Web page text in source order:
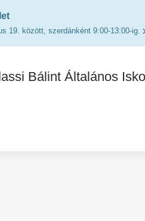
19. között, szerdánként 9:00-13:00-ig.
Bálint Általános